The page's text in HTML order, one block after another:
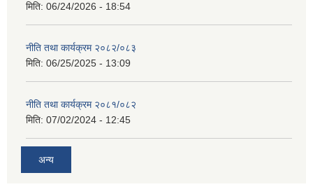
मिति: 06/24/2026 - 18:54
नीति तथा कार्यक्रम २०८२/०८३
मिति: 06/25/2025 - 13:09
नीति तथा कार्यक्रम २०८१/०८२
मिति: 07/02/2024 - 12:45
अन्य